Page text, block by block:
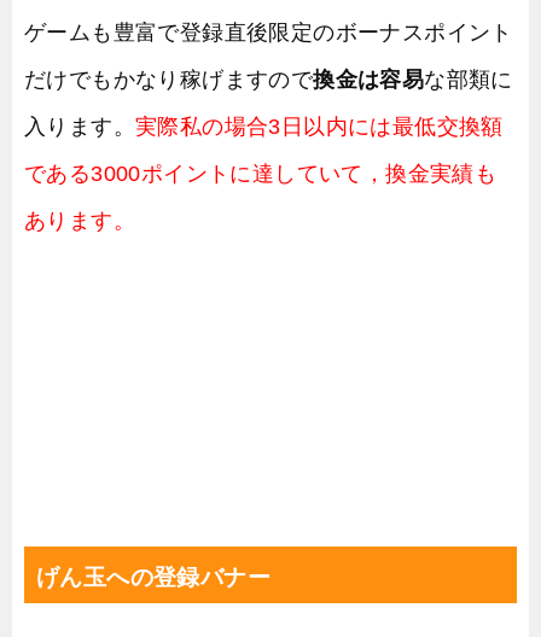
ゲームも豊富で登録直後限定のボーナスポイント
だけでもかなり稼げますので換金は容易な部類に
入ります。 実際私の場合3日以内には最低交換額
である3000ポイントに達していて，換金実績も
あります。
げん玉への登録バナー